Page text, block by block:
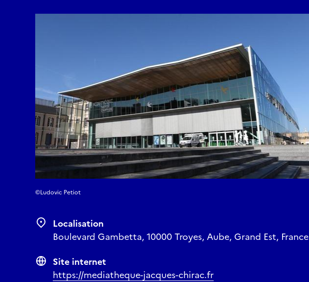
©Ludovic Petiot
Localisation
Boulevard Gambetta, 10000 Troyes, Aube, Grand Est, France
Site internet
https://mediatheque-jacques-chirac.fr